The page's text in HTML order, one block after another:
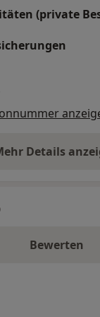
(private
Detailsüber die
Bewerten